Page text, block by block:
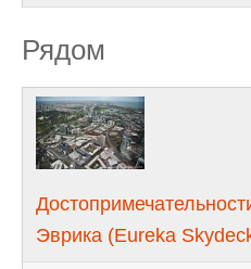
Рядом
Эврика (Eureka